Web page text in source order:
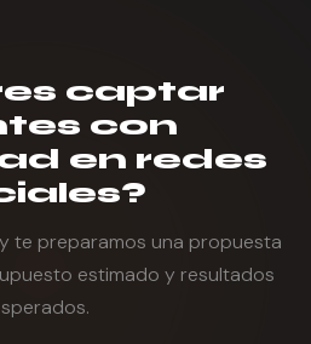
captar
con
en redes
te preparamos una propuesta
estimado y resultados